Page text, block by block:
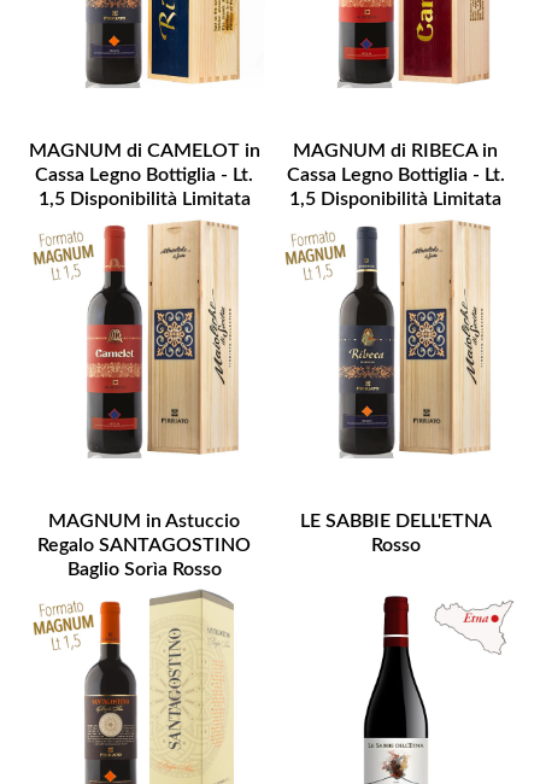
MAGNUM di CAMELOT in
Cassa Legno Bottiglia - Lt.
1,5 Disponibilità Limitata
MAGNUM di RIBECA in
Cassa Legno Bottiglia - Lt.
1,5 Disponibilità Limitata
MAGNUM in Astuccio
Regalo SANTAGOSTINO
Baglio Sorìa Rosso
LE SABBIE DELL'ETNA
Rosso